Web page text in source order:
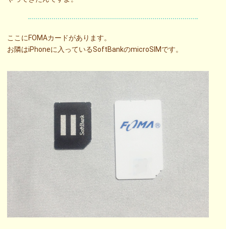
ここにFOMAカードがあります。
お隣はiPhoneに入っているSoftBankのmicroSIMです。